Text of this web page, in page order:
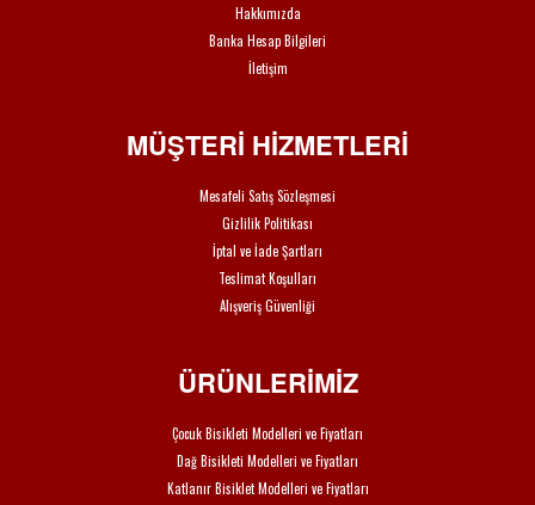
Hakkımızda
Banka Hesap Bilgileri
İletişim
MÜŞTERİ HİZMETLERİ
Mesafeli Satış Sözleşmesi
Gizlilik Politikası
İptal ve İade Şartları
Teslimat Koşulları
Alışveriş Güvenliği
ÜRÜNLERİMİZ
Çocuk Bisikleti Modelleri ve Fiyatları
Dağ Bisikleti Modelleri ve Fiyatları
Katlanır Bisiklet Modelleri ve Fiyatları